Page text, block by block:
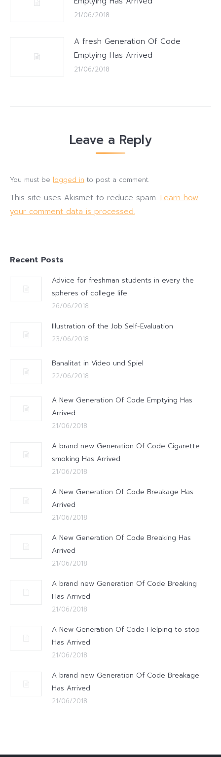
21/06/2018
A fresh Generation Of Code
Emptying Has Arrived
21/06/2018
Leave a Reply
You must be logged in to post a comment.
This site uses Akismet to reduce spam. Learn how
your comment data is processed.
Recent Posts
Advice for freshman students in every the
spheres of college life
26/06/2018
Illustration of the Job Self-Evaluation
23/06/2018
Banalitat in Video und Spiel
22/06/2018
A New Generation Of Code Emptying Has
Arrived
21/06/2018
A brand new Generation Of Code Cigarette
smoking Has Arrived
21/06/2018
A New Generation Of Code Breakage Has
Arrived
21/06/2018
A New Generation Of Code Breaking Has
Arrived
21/06/2018
A brand new Generation Of Code Breaking
Has Arrived
21/06/2018
A New Generation Of Code Helping to stop
Has Arrived
21/06/2018
A brand new Generation Of Code Breakage
Has Arrived
21/06/2018